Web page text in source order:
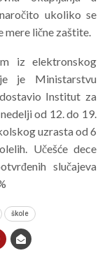
ukoliko se
lične zaštite.
iz elektronskog
je Ministarstvu
Institut za
od 12. do 19.
uzrasta od 6
Učešće dece
slučajeva
škole